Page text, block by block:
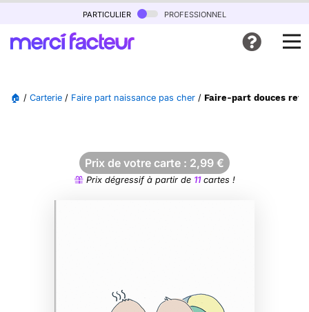
particulier professionnel
🏠 / Carterie / Faire part naissance pas cher / Faire-part douces
Prix de votre carte : 2,99 €
Prix dégressif à partir de 11cartes !